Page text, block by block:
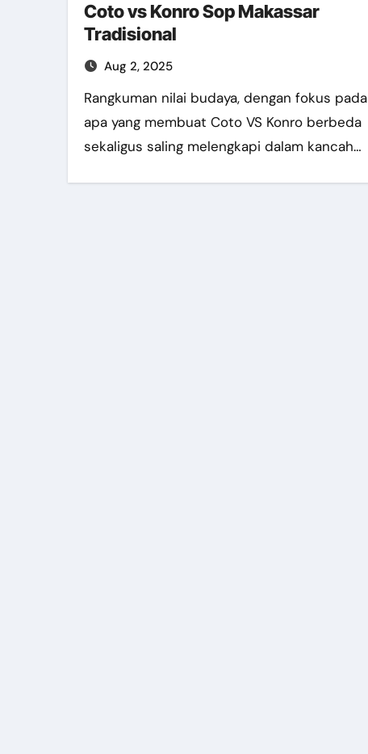
Coto vs Konro Sop Makassar
Tradisional
Aug 2, 2025
Rangkuman nilai budaya, dengan fokus pada
apa yang membuat Coto VS Konro berbeda
sekaligus saling melengkapi dalam kancah…